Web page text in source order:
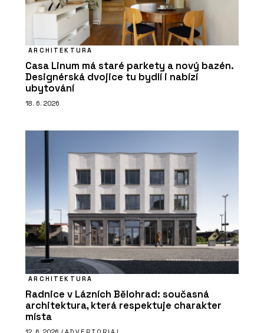
ARCHITEKTURA
Casa Linum má staré parkety a nový bazén.
Designérská dvojice tu bydlí i nabízí
ubytování
18. 6. 2026
ARCHITEKTURA
Radnice v Lázních Bělohrad: současná
architektura, která respektuje charakter
místa